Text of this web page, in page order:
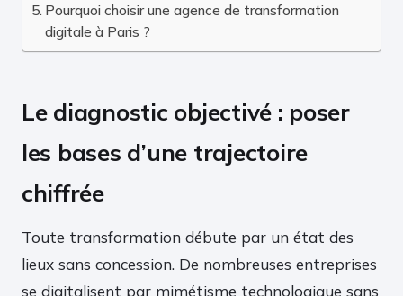
Pourquoi choisir une agence de transformation
digitale à Paris ?
Le diagnostic objectivé : poser
les bases d’une trajectoire
chiffrée
Toute transformation débute par un état des
lieux sans concession. De nombreuses entreprises
se digitalisent par mimétisme technologique sans